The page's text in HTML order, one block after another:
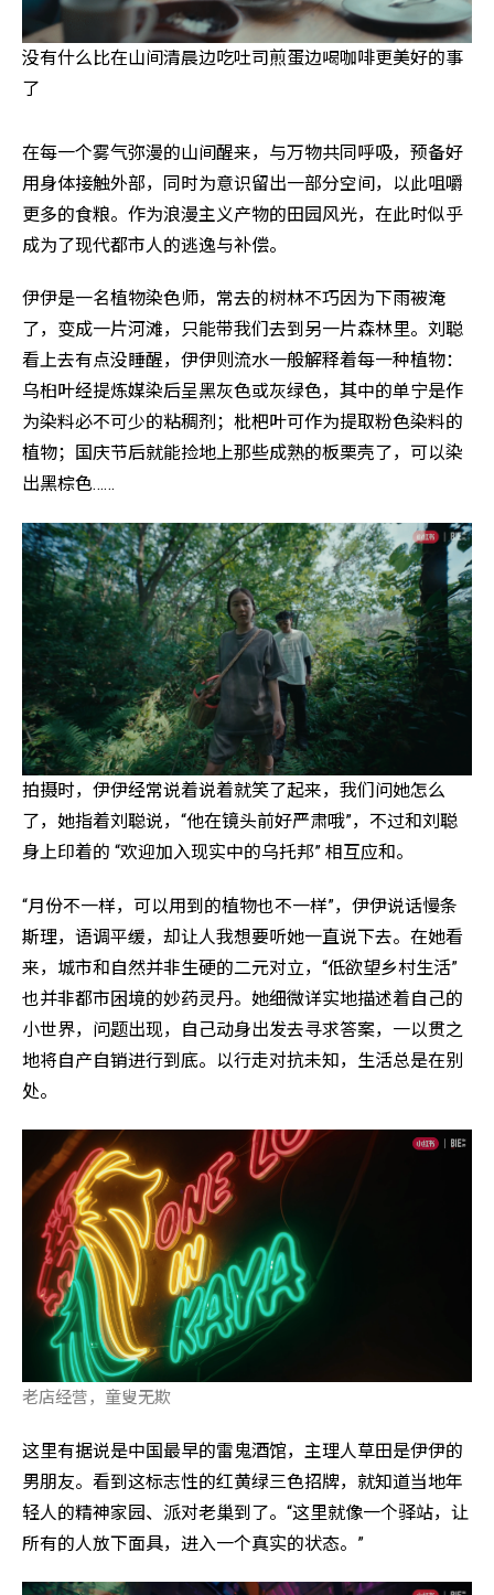
没有什么比在山间清晨边吃吐司煎蛋边喝咖啡更美好的事
了
在每一个雾气弥漫的山间醒来，与万物共同呼吸，预备好
用身体接触外部，同时为意识留出一部分空间，以此咀嚼
更多的食粮。作为浪漫主义产物的田园风光，在此时似乎
成为了现代都市人的逃逸与补偿。
伊伊是一名植物染色师，常去的树林不巧因为下雨被淹
了，变成一片河滩，只能带我们去到另一片森林里。刘聪
看上去有点没睡醒，伊伊则流水一般解释着每一种植物：
乌桕叶经提炼媒染后呈黑灰色或灰绿色，其中的单宁是作
为染料必不可少的粘稠剂；枇杷叶可作为提取粉色染料的
植物；国庆节后就能捡地上那些成熟的板栗壳了，可以染
出黑棕色……
拍摄时，伊伊经常说着说着就笑了起来，我们问她怎么
了，她指着刘聪说，“他在镜头前好严肃哦”，不过和刘聪
身上印着的 “欢迎加入现实中的乌托邦” 相互应和。
“月份不一样，可以用到的植物也不一样”，伊伊说话慢条
斯理，语调平缓，却让人我想要听她一直说下去。在她看
来，城市和自然并非生硬的二元对立，“低欲望乡村生活”
也并非都市困境的妙药灵丹。她细微详实地描述着自己的
小世界，问题出现，自己动身出发去寻求答案，一以贯之
地将自产自销进行到底。以行走对抗未知，生活总是在别
处。
老店经营，童叟无欺
这里有据说是中国最早的雷鬼酒馆，主理人草田是伊伊的
男朋友。看到这标志性的红黄绿三色招牌，就知道当地年
轻人的精神家园、派对老巢到了。“这里就像一个驿站，让
所有的人放下面具，进入一个真实的状态。”